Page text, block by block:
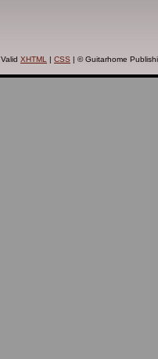
Valid XHTML | CSS | © Guitarhome